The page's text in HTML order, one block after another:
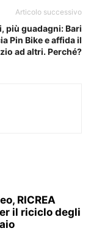
Articolo successivo
più guadagni: Bari
Pin Bike e affida il
ad altri. Perché?
RICREA
il riciclo degli